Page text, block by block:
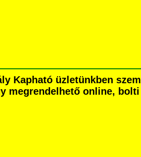
Kapható üzletünkben
megrendelhető online,